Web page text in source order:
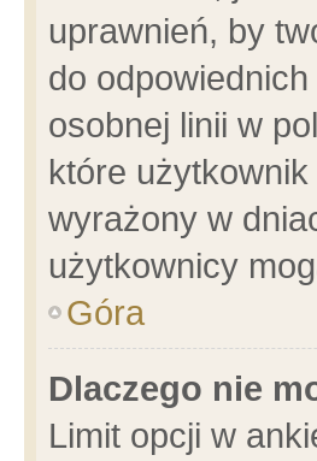
uprawnień, by
do
osobnej linii w
które
wyrażony w
użytkownicy
Góra
Dlaczego nie
Limit opcji w